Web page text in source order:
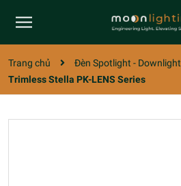
Trang chủ Đèn Spotlight - Downlight
Trimless Stella PK-LENS Series